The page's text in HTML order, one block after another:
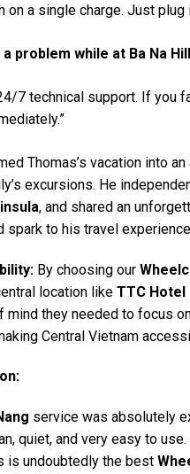
on a single charge. Just
problem while at Ba Na
7 technical support. If you
Thomas’s vacation into
excursions. He
, and shared an
spark to his travel
By choosing our
location like TTC Hotel
they needed to focus
Central Vietnam
service was absolutely
quiet, and very easy to
is undoubtedly the best